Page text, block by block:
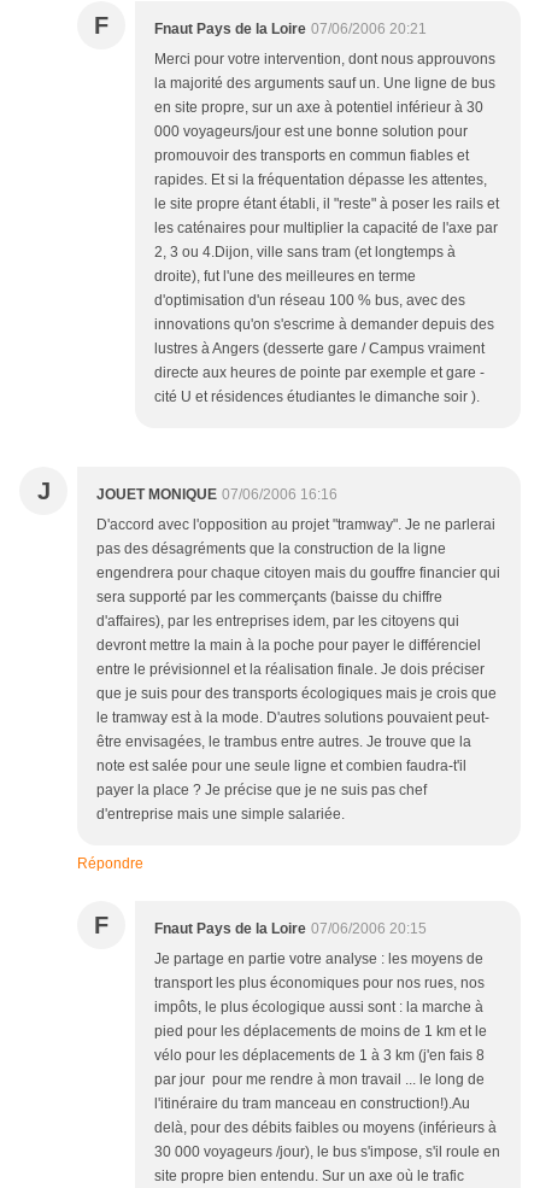
F Fnaut Pays de la Loire 07/06/2006 20:21
Merci pour votre intervention, dont nous approuvons
la majorité des arguments sauf un. Une ligne de bus
en site propre, sur un axe à potentiel inférieur à 30
000 voyageurs/jour est une bonne solution pour
promouvoir des transports en commun fiables et
rapides. Et si la fréquentation dépasse les attentes,
le site propre étant établi, il "reste" à poser les rails et
les caténaires pour multiplier la capacité de l'axe par
2, 3 ou 4.Dijon, ville sans tram (et longtemps à
droite), fut l'une des meilleures en terme
d'optimisation d'un réseau 100 % bus, avec des
innovations qu'on s'escrime à demander depuis des
lustres à Angers (desserte gare / Campus vraiment
directe aux heures de pointe par exemple et gare -
cité U et résidences étudiantes le dimanche soir ).
J JOUET MONIQUE 07/06/2006 16:16
D'accord avec l'opposition au projet "tramway". Je ne parlerai
pas des désagréments que la construction de la ligne
engendrera pour chaque citoyen mais du gouffre financier qui
sera supporté par les commerçants (baisse du chiffre
d'affaires), par les entreprises idem, par les citoyens qui
devront mettre la main à la poche pour payer le différenciel
entre le prévisionnel et la réalisation finale. Je dois préciser
que je suis pour des transports écologiques mais je crois que
le tramway est à la mode. D'autres solutions pouvaient peut-
être envisagées, le trambus entre autres. Je trouve que la
note est salée pour une seule ligne et combien faudra-t'il
payer la place ? Je précise que je ne suis pas chef
d'entreprise mais une simple salariée.
Répondre
F Fnaut Pays de la Loire 07/06/2006 20:15
Je partage en partie votre analyse : les moyens de
transport les plus économiques pour nos rues, nos
impôts, le plus écologique aussi sont : la marche à
pied pour les déplacements de moins de 1 km et le
vélo pour les déplacements de 1 à 3 km (j'en fais 8
par jour pour me rendre à mon travail ... le long de
l'itinéraire du tram manceau en construction!).Au
delà, pour des débits faibles ou moyens (inférieurs à
30 000 voyageurs /jour), le bus s'impose, s'il roule en
site propre bien entendu. Sur un axe où le trafic